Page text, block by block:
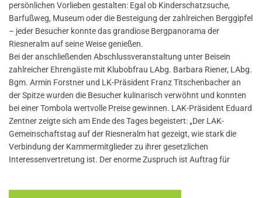
persönlichen Vorlieben gestalten: Egal ob Kinderschatzsuche,
Barfußweg, Museum oder die Besteigung der zahlreichen Berggipfel
– jeder Besucher konnte das grandiose Bergpanorama der
Riesneralm auf seine Weise genießen.
Bei der anschließenden Abschlussveranstaltung unter Beisein
zahlreicher Ehrengäste mit Klubobfrau LAbg. Barbara Riener, LAbg.
Bgm. Armin Forstner und LK-Präsident Franz Titschenbacher an
der Spitze wurden die Besucher kulinarisch verwöhnt und konnten
bei einer Tombola wertvolle Preise gewinnen. LAK-Präsident Eduard
Zentner zeigte sich am Ende des Tages begeistert: „Der LAK-
Gemeinschaftstag auf der Riesneralm hat gezeigt, wie stark die
Verbindung der Kammermitglieder zu ihrer gesetzlichen
Interessenvertretung ist. Der enorme Zuspruch ist Auftrag für